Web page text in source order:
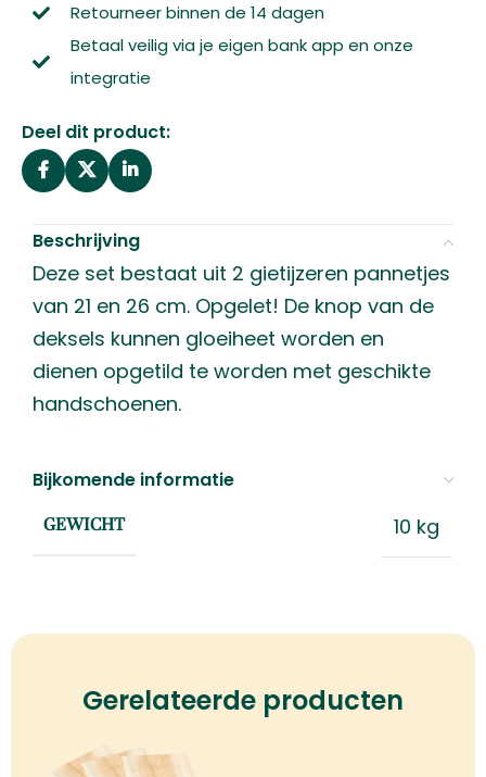
Retourneer binnen de 14 dagen
Betaal veilig via je eigen bank app en onze
integratie
Deel dit product:
Beschrijving
Deze set bestaat uit 2 gietijzeren pannetjes
van 21 en 26 cm. Opgelet! De knop van de
deksels kunnen gloeiheet worden en
dienen opgetild te worden met geschikte
handschoenen.
Bijkomende informatie
GEWICHT 10 kg
Gerelateerde producten